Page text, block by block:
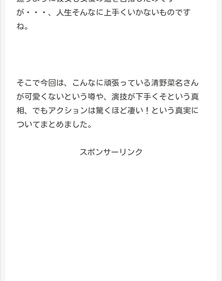
が・・・、人生そんなに上手くいかないものです
ね。
そこで今回は、こんなに頑張っている清野菜名さん
が可愛くないという噂や、演技が下手くそという真
相、でもアクションは驚くほど凄い！という真実に
ついてまとめました。
スポンサーリンク